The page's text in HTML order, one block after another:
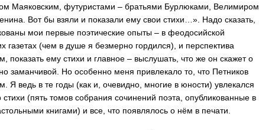
Маяковским, футуристами – братьями Бурлюками, Велимиром
Вот бы взяли и показали ему свои стихи…». Надо сказать,
мои первые поэтические опыты – в феодосийской
газетах (чем в душе я безмерно гордился), и перспектива
показать ему стихи и главное – выслушать, что же он скажет о
заманчивой. Но особенно меня привлекало то, что Петников
ведь в те годы (как и, очевидно, многие в юности) увлекался
(пять томов собрания сочинений поэта, опубликованные в
книгами) и все, что появлялось о нём в печати.